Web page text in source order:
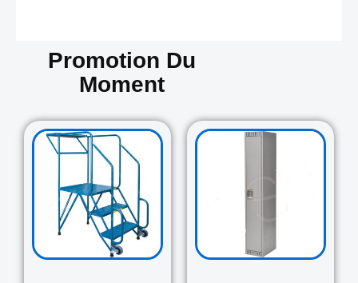
Promotion Du
Moment
Original
price
was:
729.00$.
Current
price
Original
price